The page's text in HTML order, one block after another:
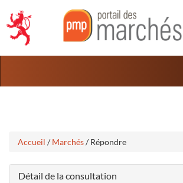
contenu
Accueil / Marchés/ Répondre
Détail de la consultation